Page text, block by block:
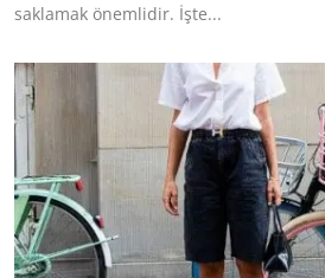
saklamak önemlidir. İşte...